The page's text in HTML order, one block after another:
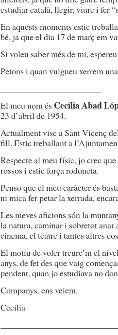
estudiar català, llegir, viure i fer
En aquests moments estic
bé, ja que el dia 17 de març em
Si voleu saber més de mi,
Petons i quan vulgueu xerrem
El meu nom és Cecília Abad
23 d’abril de 1954.
Actualment visc a Sant Vicenç
fill. Estic treballant a
Respecte al meu físic, jo crec
rossos i estic força rodoneta.
Penso que el meu caràcter és
ni mica fer petar la xerrada,
Les meves aficions són la
la natura, caminar i sobretot anar
cinema, el teatre i tantes altres
El motiu de voler treure’m el
anys, de fet des que vaig
pendent, quan jo estudiava no
Companys, ens veiem.
Cecília